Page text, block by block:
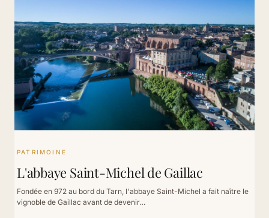
PATRIMOINE
L'abbaye Saint-Michel de Gaillac
Fondée en 972 au bord du Tarn, l'abbaye Saint-Michel a fait naître le
vignoble de Gaillac avant de devenir…